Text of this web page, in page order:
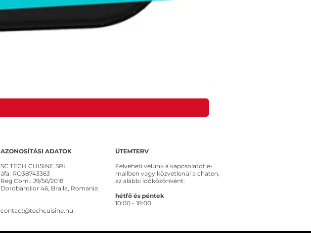
Ár
20 653 Ft
AZONOSÍTÁSI ADATOK
SC TECH CUISINE SRL
áfa: RO38743363
Reg Com.: J9/56/2018
Dorobantilor 46, Braila, Romania
contact@techcuisine.hu
ÜTEMTERV
Felveheti velünk a kapcsolatot e-
mailben vagy közvetlenül a chaten,
az alábbi időközönként:
hétfő és péntek
10:00 - 18:00